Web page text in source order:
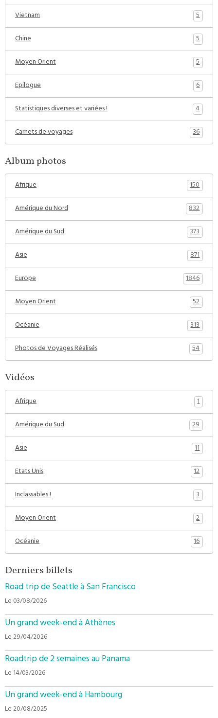
Vietnam
5
Chine
5
Moyen Orient
5
Epilogue
6
Statistiques diverses et variées !
4
Carnets de voyages
36
Album photos
Afrique
150
Amérique du Nord
832
Amérique du Sud
373
Asie
871
Europe
1846
Moyen Orient
52
Océanie
313
Photos de Voyages Réalisés
54
Vidéos
Afrique
1
Amérique du Sud
29
Asie
11
Etats Unis
12
Inclassables !
3
Moyen Orient
2
Océanie
16
Derniers billets
Road trip de Seattle à San Francisco
Le 03/08/2026
Un grand week-end à Athènes
Le 29/04/2026
Roadtrip de 2 semaines au Panama
Le 14/03/2026
Un grand week-end à Hambourg
Le 20/08/2025